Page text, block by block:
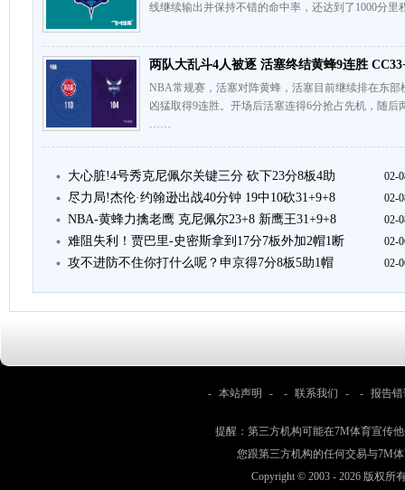
线继续输出并保持不错的命中率，还达到了1000分
两队大乱斗4人被逐 活塞终结黄蜂9连胜
NBA常规赛，活塞对阵黄蜂，活塞目前继续排在东
凶猛取得9连胜。开场后活塞连得6分抢占先机，随
……
大心脏!4号秀克尼佩尔关键三分 砍下23分8板4助 02-
尽力局!杰伦·约翰逊出战40分钟 19中10砍31+9+8 02-
NBA-黄蜂力擒老鹰 克尼佩尔23+8 新鹰王31+9+8 02-
难阻失利！贾巴里-史密斯拿到17分7板外加2帽1断 02-
攻不进防不住你打什么呢？申京得7分8板5助1帽 02-
- 本站声明 - - 联系我们 - - 报告
提醒：第三方机构可能在7M体育宣传
您跟第三方机构的任何交易与7M
Copyright © 2003 - 2026 版权所